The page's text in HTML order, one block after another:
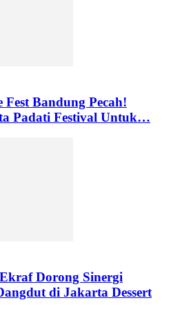
Fest Bandung Pecah!
Padati Festival Untuk…
Dorong Sinergi
di Jakarta Dessert